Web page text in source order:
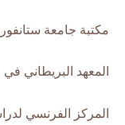
مكتبة جامعة
المعهد البريطاني
المركز الفرنسي